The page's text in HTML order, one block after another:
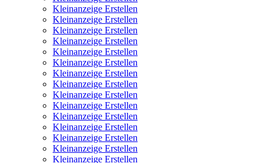
Kleinanzeige Erstellen
Kleinanzeige Erstellen
Kleinanzeige Erstellen
Kleinanzeige Erstellen
Kleinanzeige Erstellen
Kleinanzeige Erstellen
Kleinanzeige Erstellen
Kleinanzeige Erstellen
Kleinanzeige Erstellen
Kleinanzeige Erstellen
Kleinanzeige Erstellen
Kleinanzeige Erstellen
Kleinanzeige Erstellen
Kleinanzeige Erstellen
Kleinanzeige Erstellen